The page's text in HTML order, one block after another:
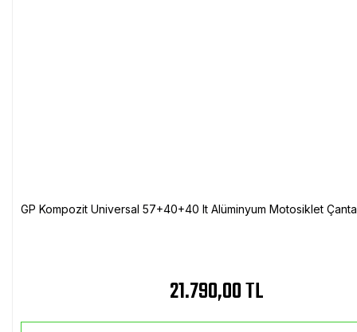
GP Kompozit Universal 57+40+40 lt Alüminyum Motosiklet
21.790,00 TL